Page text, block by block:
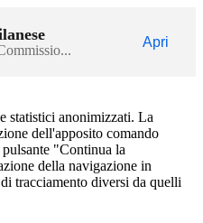
Apri
statistici anonimizzati. La
dell'apposito comando
"Continua la
della navigazione in
tracciamento diversi da quelli